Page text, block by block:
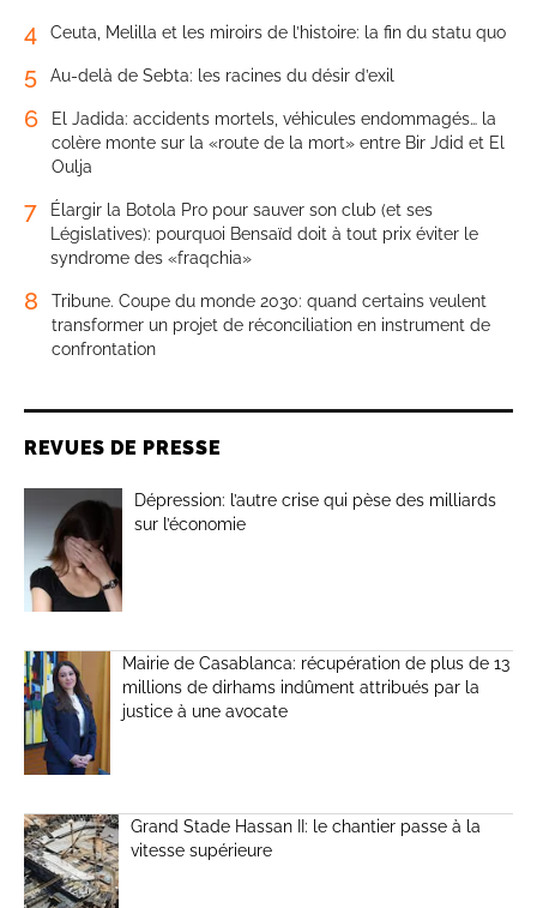
4 Ceuta, Melilla et les miroirs de l’histoire: la fin du statu quo
5 Au-delà de Sebta: les racines du désir d’exil
6
El Jadida: accidents mortels, véhicules endommagés… la
colère monte sur la «route de la mort» entre Bir Jdid et El
Oulja
7
Élargir la Botola Pro pour sauver son club (et ses
Législatives): pourquoi Bensaïd doit à tout prix éviter le
syndrome des «fraqchia»
8
Tribune. Coupe du monde 2030: quand certains veulent
transformer un projet de réconciliation en instrument de
confrontation
REVUES DE PRESSE
Dépression: l’autre crise qui pèse des milliards
sur l’économie
Mairie de Casablanca: récupération de plus de 13
millions de dirhams indûment attribués par la
justice à une avocate
Grand Stade Hassan II: le chantier passe à la
vitesse supérieure